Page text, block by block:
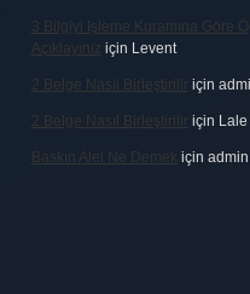
3 Bilgiyi Işleme Kuramına Göre
Açıklayınız için Levent
2 Belge Nasıl Birleştirilir için
2 Belge Nasıl Birleştirilir için Lale
Baskın Alel Ne Demek için admin